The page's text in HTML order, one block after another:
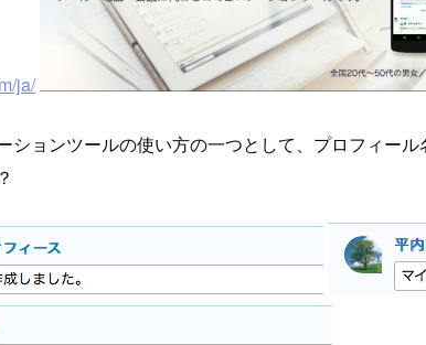
ja/
ションツールの使い方の一つとして、プロフィー